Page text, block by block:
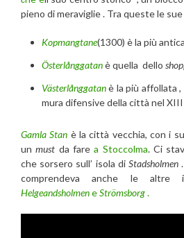
pieno di meraviglie . Tra queste le
Kopmangtane(1300) è la più
Österlånggatanè quella dello
Västerlånggatan è la più affollata
mura difensive della città nel
Gamla Stan è la città vecchia, con i
un must da farea Stoccolma. Ci
che sorsero sull’ isola di Stadsholmen
comprendeva anche le altre
HelgeandsholmeneStrömsborg.